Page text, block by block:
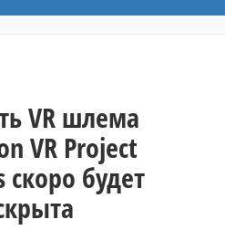
VR шлема
VR Project
будет